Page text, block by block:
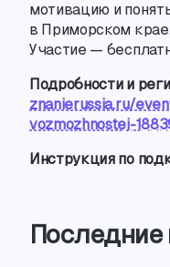
мотивацию и
в Приморском
Участие —
Подробности и
znanierussia.ru/
vozmozhnostej-
Инструкция по
Последние